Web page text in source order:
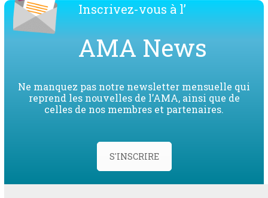
Inscrivez-vous à l’
AMA News
Ne manquez pas notre newsletter mensuelle qui
reprend les nouvelles de l’AMA, ainsi que de
celles de nos membres et partenaires.
S'INSCRIRE